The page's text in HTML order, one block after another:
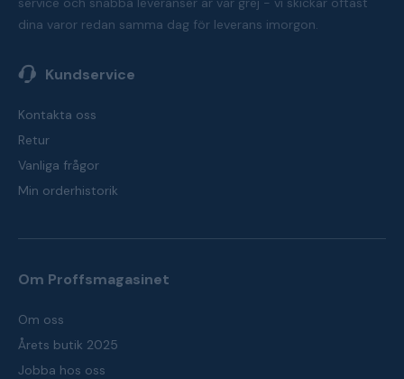
dina varor redan samma dag för leverans imorgon.
Kundservice
Kontakta oss
Retur
Vanliga frågor
Min orderhistorik
Om Proffsmagasinet
Om oss
Årets butik 2025
Jobba hos oss